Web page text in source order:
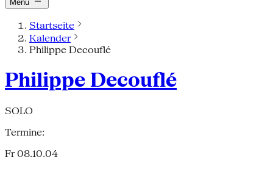
Menü
Startseite
Kalender
Philippe Decouflé
Philippe Decouflé
SOLO
Termine:
Fr 08.10.04